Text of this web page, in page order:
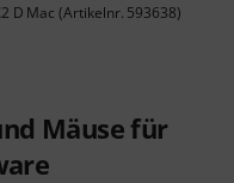
D Mac (Artikelnr. 593638)
Mäuse für